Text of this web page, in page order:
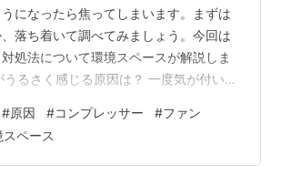
になったら焦ってしまいます。まずは
落ち着いて調べてみましょう。今回は
処法について環境スペースが解説しま
るさく感じる原因は？ 一度気が付いて
しているため、音が気になりやすい家
う。では、冷蔵庫がうるさく感じられ
でしょうか？ ・コンプレッサーが原因
#原因 #コンプレッサー #ファン
スペース